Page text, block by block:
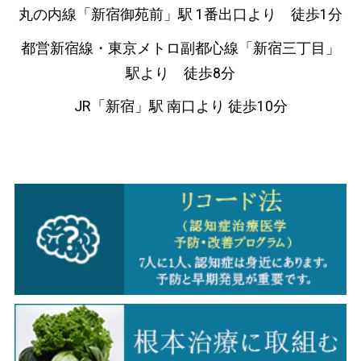
丸の内線「新宿御苑前」駅 1番出口より 徒歩1分
都営新宿線・東京メトロ副都心線「新宿三丁目」
駅より 徒歩8分
JR「新宿」駅 南口より 徒歩10分